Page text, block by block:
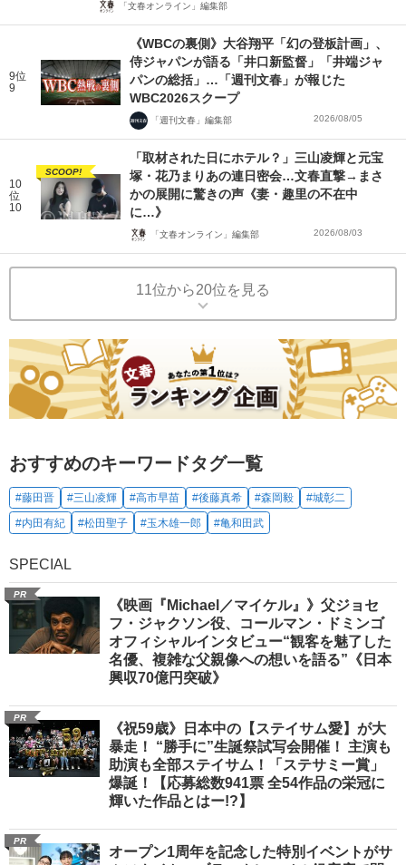
「文春オンライン」編集部
9位
9
《WBCの裏側》大谷翔平「幻の登板計画」、
侍ジャパンが語る「井口新監督」「井端ジャ
パンの総括」…「週刊文春」が報じた
WBC2026スクープ
「週刊文春」編集部 2026/08/05
10
位
10
SCOOP!
「取材された日にホテル？」三山凌輝と元宝
塚・花乃まりあの連日密会…文春直撃→まさ
かの展開に驚きの声《妻・趣里の不在中
に…》
「文春オンライン」編集部 2026/08/03
11位から20位を見る
おすすめのキーワードタグ一覧
#藤田晋 #三山凌輝 #高市早苗 #後藤真希 #森岡毅
#城彰二
#内田有紀
#松田聖子 #玉木雄一郎 #亀和田武
SPECIAL
PR
《映画『Michael／マイケル』》父ジョセ
フ・ジャクソン役、コールマン・ドミンゴ
オフィシャルインタビュー“観客を魅了した
名優、複雑な父親像への想いを語る”《日本
興収70億円突破》
PR
《祝59歳》日本中の【ステイサム愛】が大
暴走！ “勝手に”生誕祭試写会開催！ 主演も
助演も全部ステイサム！「ステサミー賞」
爆誕！【応募総数941票 全54作品の栄冠に
輝いた作品とはー!?】
PR
オープン1周年を記念した特別イベントがサ